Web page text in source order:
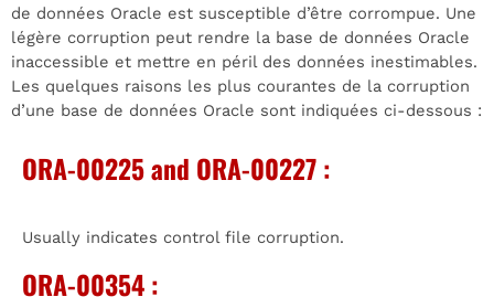
de données Oracle est susceptible d’être corrompue. Une
légère corruption peut rendre la base de données Oracle
inaccessible et mettre en péril des données inestimables.
Les quelques raisons les plus courantes de la corruption
d’une base de données Oracle sont indiquées ci-dessous :
ORA-00225 and ORA-00227 :
Usually indicates control file corruption.
ORA-00354 :